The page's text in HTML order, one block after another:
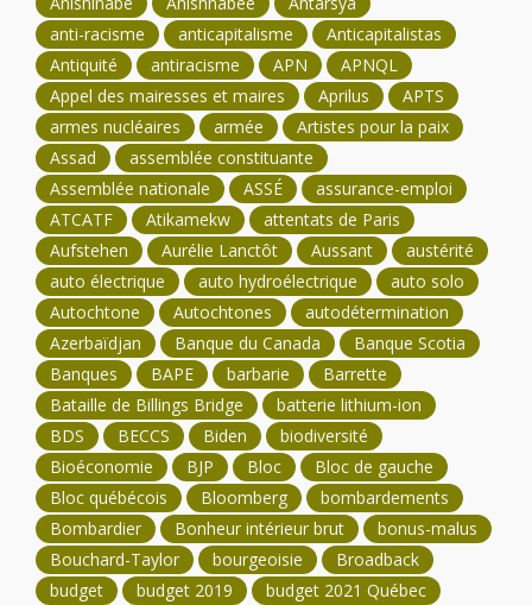
anti-racisme
anticapitalisme
Anticapitalistas
Antiquité
antiracisme APN
APNQL
Appel des mairesses et maires
Aprilus
APTS
armes nucléaires
armée
Artistes pour la paix
Assad
assemblée constituante
Assemblée nationale
ASSÉ
assurance-emploi
ATCATF
Atikamekw
attentats de Paris
Aufstehen
Aurélie Lanctôt Aussant
austérité
auto électrique
auto hydroélectrique
auto solo
Autochtone
Autochtones
autodétermination
Azerbaïdjan
Banque du Canada
Banque Scotia
Banques
BAPE barbarie
Barrette
Bataille de Billings Bridge
batterie lithium-ion
BDS
BECCS Biden
biodiversité
Bioéconomie
BJP Bloc
Bloc de gauche
Bloc québécois
Bloomberg
bombardements
Bombardier
Bonheur intérieur brut
bonus-malus
Bouchard-Taylor
bourgeoisie
Broadback
budget
budget 2019
budget 2021 Québec